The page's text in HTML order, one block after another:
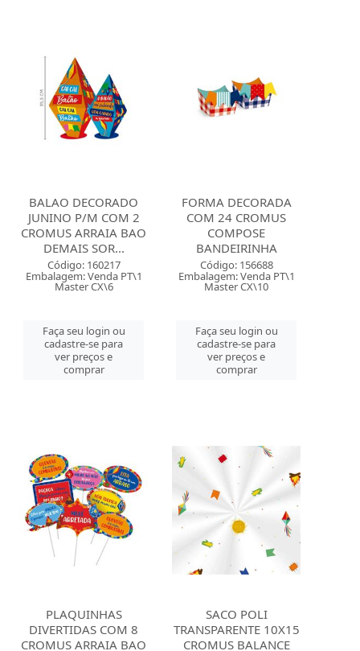
BALAO DECORADO
JUNINO P/M COM 2
CROMUS ARRAIA BAO
DEMAIS SOR...
Código: 160217
Embalagem: Venda PT\1
Master CX\6
Faça seu login ou
cadastre-se para
ver preços e
comprar
FORMA DECORADA
COM 24 CROMUS
COMPOSE
BANDEIRINHA
Código: 156688
Embalagem: Venda PT\1
Master CX\10
Faça seu login ou
cadastre-se para
ver preços e
comprar
PLAQUINHAS
DIVERTIDAS COM 8
CROMUS ARRAIA BAO
SACO POLI
TRANSPARENTE 10X15
CROMUS BALANCE